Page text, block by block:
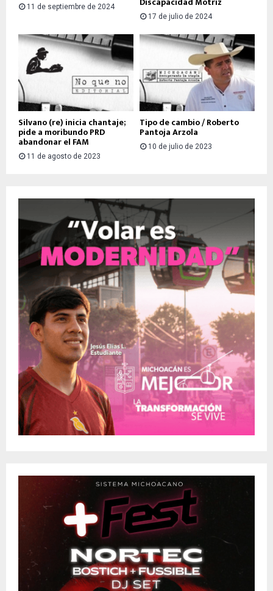
11 de septiembre de 2024
17 de julio de 2024
Silvano (re) inicia chantaje;
pide a moribundo PRD
abandonar el FAM
11 de agosto de 2023
Tipo de cambio / Roberto
Pantoja Arzola
10 de julio de 2023